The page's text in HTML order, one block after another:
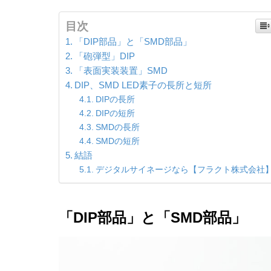
目次
「DIP部品」と「SMD部品」
「砲弾型」DIP
「表面実装装置」SMD
DIP、SMD LED素子の長所と短所
DIPの長所
DIPの短所
SMDの長所
SMDの短所
結語
デジタルサイネージなら【フラクト株式会社
「DIP部品」と「SMD部品」